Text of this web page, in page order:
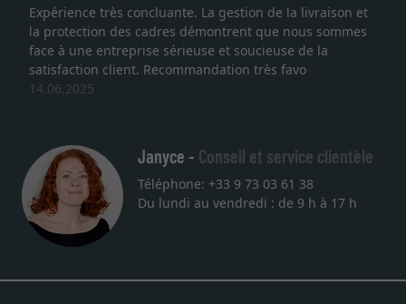
Expérience très concluante. La gestion de la livraison et
la protection des cadres démontrent que nous sommes
face à une entreprise sérieuse et soucieuse de la
satisfaction client. Recommandation très favo
14.06.2025
Janyce - Conseil et service clientèle
Téléphone: +33 9 73 03 61 38
Du lundi au vendredi : de 9 h à 17 h